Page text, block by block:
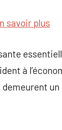
savoir plus
à